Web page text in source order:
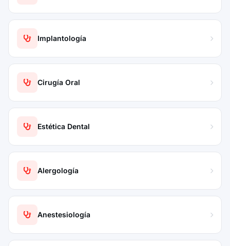
Implantología
Cirugía Oral
Estética Dental
Alergología
Anestesiología